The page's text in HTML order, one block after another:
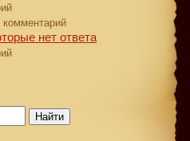
комментарий
нет ответа
Найти